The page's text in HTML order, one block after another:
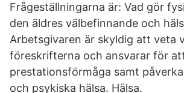
Frågeställningarna är: Vad gör
den äldres välbefinnande och
Arbetsgivaren är skyldig att veta
föreskrifterna och ansvarar för
prestationsförmåga samt
och psykiska hälsa. Hälsa.